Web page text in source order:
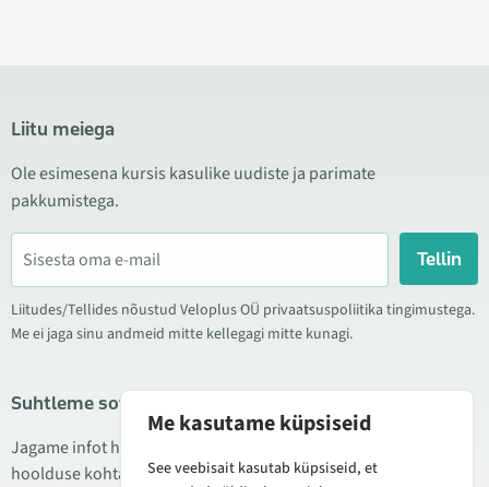
Liitu meiega
Ole esimesena kursis kasulike uudiste ja parimate
pakkumistega.
Tellin
Liitudes/Tellides nõustud Veloplus OÜ privaatsuspoliitika tingimustega.
Me ei jaga sinu andmeid mitte kellegagi mitte kunagi.
Suhtleme sotsiaalmeedias
Jagame infot hea hinna kampaaniate, uute toodete ning
hoolduse kohta. Mõnikord teeme ka tooteülevaateid.
Me kasutame küpsiseid
See veebisait kasutab küpsiseid, et